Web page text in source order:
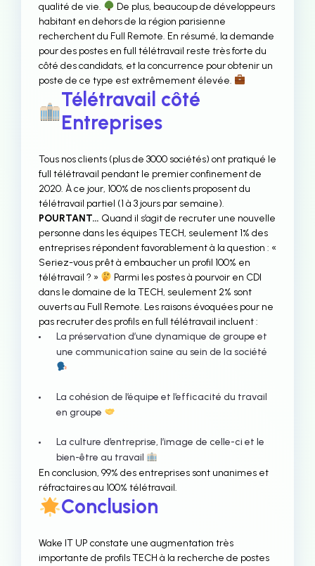
qualité de vie.
De plus, beaucoup de développeurs
habitant en dehors de la région parisienne
recherchent du Full Remote. En résumé, la demande
pour des postes en full télétravail reste très forte du
côté des candidats, et la concurrence pour obtenir un
poste de ce type est extrêmement élevée.
Télétravail côté
Entreprises
Tous nos clients (plus de 3000 sociétés) ont pratiqué le
full télétravail pendant le premier confinement de
2020. À ce jour, 100% de nos clients proposent du
télétravail partiel (1 à 3 jours par semaine).
POURTANT… Quand il s’agit de recruter une nouvelle
personne dans les équipes TECH, seulement 1% des
entreprises répondent favorablement à la question : «
Seriez-vous prêt à embaucher un profil 100% en
télétravail ? »
Parmi les postes à pourvoir en CDI
dans le domaine de la TECH, seulement 2% sont
ouverts au Full Remote. Les raisons évoquées pour ne
pas recruter des profils en full télétravail incluent :
La préservation d’une dynamique de groupe et
une communication saine au sein de la société
La cohésion de l’équipe et l’efficacité du travail
en groupe
La culture d’entreprise, l’image de celle-ci et le
bien-être au travail
En conclusion, 99% des entreprises sont unanimes et
réfractaires au 100% télétravail.
Conclusion
Wake IT UP constate une augmentation très
importante de profils TECH à la recherche de postes